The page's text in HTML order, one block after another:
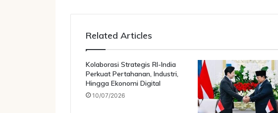
Related Articles
Kolaborasi Strategis RI-India
Perkuat Pertahanan, Industri,
Hingga Ekonomi Digital
10/07/2026